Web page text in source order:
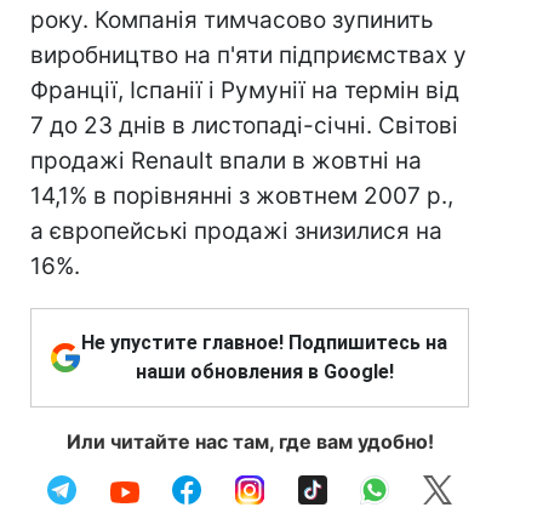
року. Компанія тимчасово зупинить
виробництво на п'яти підприємствах у
Франції, Іспанії і Румунії на термін від
7 до 23 днів в листопаді-січні. Світові
продажі Renault впали в жовтні на
14,1% в порівнянні з жовтнем 2007 р.,
а європейські продажі знизилися на
16%.
Не упустите главное! Подпишитесь на
наши обновления в Google!
Или читайте нас там, где вам удобно!